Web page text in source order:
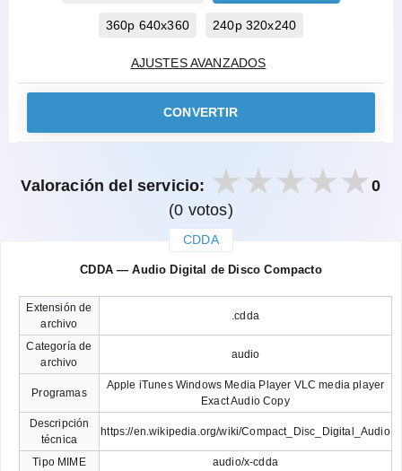
360p 640x360 240p 320x240
AJUSTES AVANZADOS
CONVERTIR
Valoración del servicio:
0
(0 votos)
CDDA
CDDA — Audio Digital de Disco Compacto
Extensión de
archivo
.cdda
Categoría de
archivo
audio
Programas
Apple iTunes Windows Media Player VLC media player
Exact Audio Copy
Descripción
técnica
https://en.wikipedia.org/wiki/Compact_Disc_Digital_Audio
Tipo MIME
audio/x-cdda